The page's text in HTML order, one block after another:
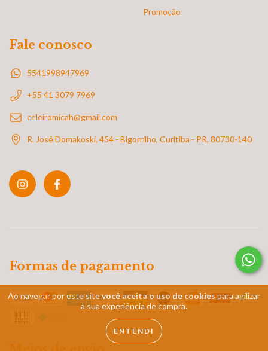
Ao navegar por este sitevocê aceita o uso de cookiespara agilizar
a sua experiência de compra.
ENTENDI
Promoção
Fale conosco
5541998947969
+55 41 3079 7969
celeiromicah@gmail.com
R. José Domakoski, 454 - Bigorrilho, Curitiba - PR, 80730-140
Formas de pagamento